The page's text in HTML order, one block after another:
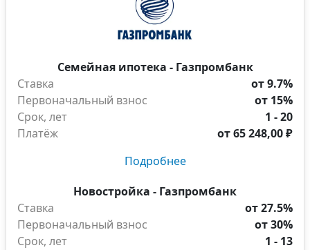
Семейная ипотека - Газпромбанк
Ставка
от 9.7%
Первоначальный взнос
от 15%
Срок, лет
1 - 20
Платёж
от65 248,00 ₽
Подробнее
Новостройка - Газпромбанк
Ставка
от 27.5%
Первоначальный взнос
от 30%
Срок, лет
1 - 13